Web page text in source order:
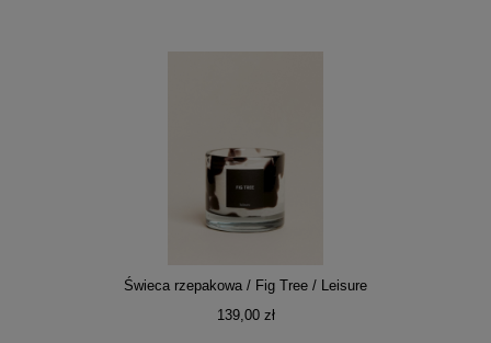
Świeca rzepakowa / Fig Tree / Leisure
139,00 zł